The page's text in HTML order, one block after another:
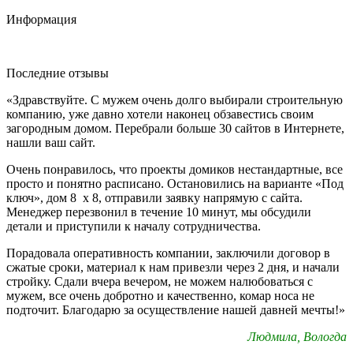
Информация
Последние отзывы
«Здравствуйте. С мужем очень долго выбирали строительную
компанию, уже давно хотели наконец обзавестись своим
загородным домом. Перебрали больше 30 сайтов в Интернете,
нашли ваш сайт.
Очень понравилось, что проекты домиков нестандартные, все
просто и понятно расписано. Остановились на варианте «Под
ключ», дом 8 х 8, отправили заявку напрямую с сайта.
Менеджер перезвонил в течение 10 минут, мы обсудили
детали и приступили к началу сотрудничества.
Порадовала оперативность компании, заключили договор в
сжатые сроки, материал к нам привезли через 2 дня, и начали
стройку. Сдали вчера вечером, не можем налюбоваться с
мужем, все очень добротно и качественно, комар носа не
подточит. Благодарю за осуществление нашей давней мечты!»
Людмила, Вологда